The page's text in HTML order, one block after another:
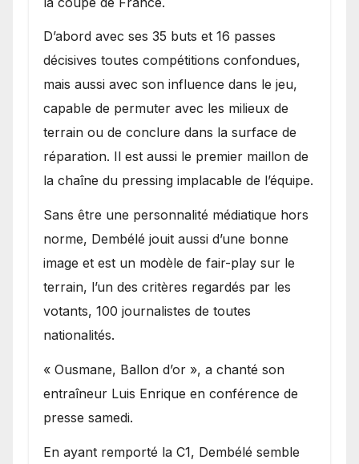
D’abord avec ses 35 buts et 16 passes
décisives toutes compétitions confondues,
mais aussi avec son influence dans le jeu,
capable de permuter avec les milieux de
terrain ou de conclure dans la surface de
réparation. Il est aussi le premier maillon de
la chaîne du pressing implacable de l’équipe.
Sans être une personnalité médiatique hors
norme, Dembélé jouit aussi d’une bonne
image et est un modèle de fair-play sur le
terrain, l’un des critères regardés par les
votants, 100 journalistes de toutes
nationalités.
« Ousmane, Ballon d’or », a chanté son
entraîneur Luis Enrique en conférence de
presse samedi.
En ayant remporté la C1, Dembélé semble